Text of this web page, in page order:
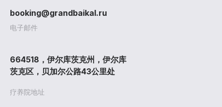
电子邮件
booking@grandbaikal.ru
疗养院地址
664518，伊尔库茨克州，伊尔库
茨克区，贝加尔公路43公里处
评论
3D全景
游览